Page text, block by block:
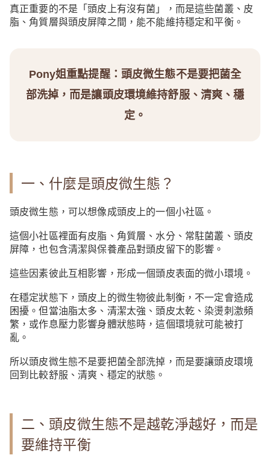
真正重要的不是「頭皮上有沒有菌」，而是這些菌叢、皮
脂、角質層與頭皮屏障之間，能不能維持穩定和平衡。
Pony姐重點提醒：頭皮微生態不是要把菌全
部洗掉，而是讓頭皮環境維持舒服、清爽、穩
定。
一、什麼是頭皮微生態？
頭皮微生態，可以想像成頭皮上的一個小社區。
這個小社區裡面有皮脂、角質層、水分、常駐菌叢、頭皮
屏障，也包含清潔與保養產品對頭皮留下的影響。
這些因素彼此互相影響，形成一個頭皮表面的微小環境。
在穩定狀態下，頭皮上的微生物彼此制衡，不一定會造成
困擾。但當油脂太多、清潔太強、頭皮太乾、染燙刺激頻
繁，或作息壓力影響身體狀態時，這個環境就可能被打
亂。
所以頭皮微生態不是要把菌全部洗掉，而是要讓頭皮環境
回到比較舒服、清爽、穩定的狀態。
二、頭皮微生態不是越乾淨越好，而是
要維持平衡